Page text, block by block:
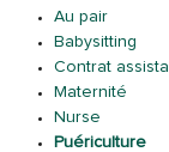
Au pair
Babysitting
Contrat
Maternité
Nurse
Puériculture